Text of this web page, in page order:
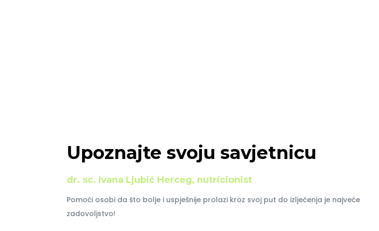
Upoznajte svoju savjetnicu
dr. sc. Ivana Ljubić Herceg, nutricionist
Pomoći osobi da što bolje i uspješnije prolazi kroz svoj put do izlječenja je najveće
zadovoljstvo!